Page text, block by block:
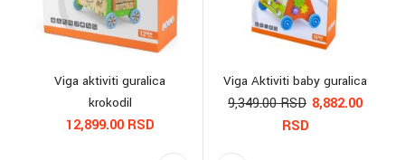
Viga aktiviti guralica
krokodil
12,899.00 RSD
Viga Aktiviti baby guralica
9,349.00 RSD 8,882.00
RSD